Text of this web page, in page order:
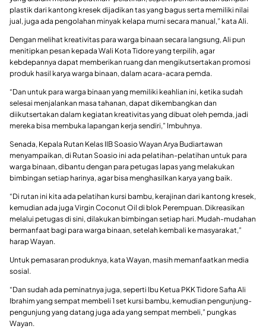
plastik dari kantong kresek dijadikan tas yang bagus serta memiliki nilai
jual, juga ada pengolahan minyak kelapa murni secara manual,” kata Ali.
Dengan melihat kreativitas para warga binaan secara langsung, Ali pun
menitipkan pesan kepada Wali Kota Tidore yang terpilih, agar
kebdepannya dapat memberikan ruang dan mengikutsertakan promosi
produk hasil karya warga binaan, dalam acara-acara pemda.
“Dan untuk para warga binaan yang memiliki keahlian ini, ketika sudah
selesai menjalankan masa tahanan, dapat dikembangkan dan
diikutsertakan dalam kegiatan kreativitas yang dibuat oleh pemda, jadi
mereka bisa membuka lapangan kerja sendiri,” Imbuhnya.
Senada, Kepala Rutan Kelas IIB Soasio Wayan Arya Budiartawan
menyampaikan, di Rutan Soasio ini ada pelatihan-pelatihan untuk para
warga binaan, dibantu dengan para petugas lapas yang melakukan
bimbingan setiap harinya, agar bisa menghasilkan karya yang baik.
“Di rutan ini kita ada pelatihan kursi bambu, kerajinan dari kantong kresek,
kemudian ada juga Virgin Coconut Oil di blok Perempuan. Dikreasikan
melalui petugas di sini, dilakukan bimbingan setiap hari. Mudah-mudahan
bermanfaat bagi para warga binaan, setelah kembali ke masyarakat,”
harap Wayan.
Untuk pemasaran produknya, kata Wayan, masih memanfaatkan media
sosial.
“Dan sudah ada peminatnya juga, seperti Ibu Ketua PKK Tidore Safia Ali
Ibrahim yang sempat membeli 1 set kursi bambu, kemudian pengunjung-
pengunjung yang datang juga ada yang sempat membeli,” pungkas
Wayan.